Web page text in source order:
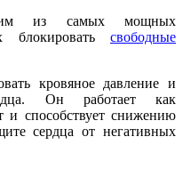
из самых мощных
блокировать свободные
кровяное давление и
Он работает как
и способствует снижению
сердца от негативных